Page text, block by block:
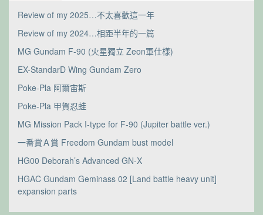
Review of my 2025…不太喜歡這一年
Review of my 2024…相距半年的一篇
MG Gundam F-90 (火星獨立 Zeon軍仕樣)
EX-StandarD Wing Gundam Zero
Poke-Pla 阿爾宙斯
Poke-Pla 甲賀忍蛙
MG Mission Pack I-type for F-90 (Jupiter battle ver.)
一番賞Ａ賞 Freedom Gundam bust model
HG00 Deborah’s Advanced GN-X
HGAC Gundam Geminass 02 [Land battle heavy unit]
expansion parts